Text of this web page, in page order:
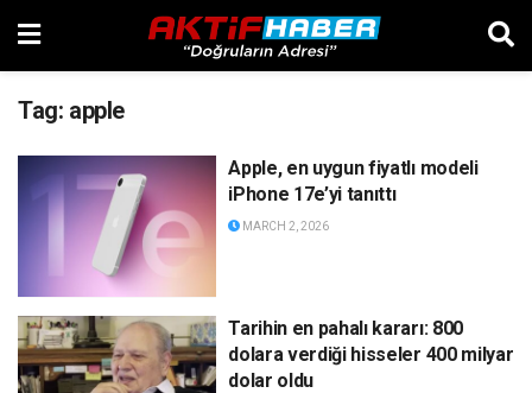
Tag: apple
Apple, en uygun fiyatlı modeli
iPhone 17e’yi tanıttı
MARCH 2, 2026
Tarihin en pahalı kararı: 800
dolara verdiği hisseler 400 milyar
dolar oldu